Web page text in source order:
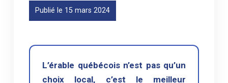
Publié le 15 mars 2024
L’érable québécois n’est pas qu’un
choix local, c’est le meilleur